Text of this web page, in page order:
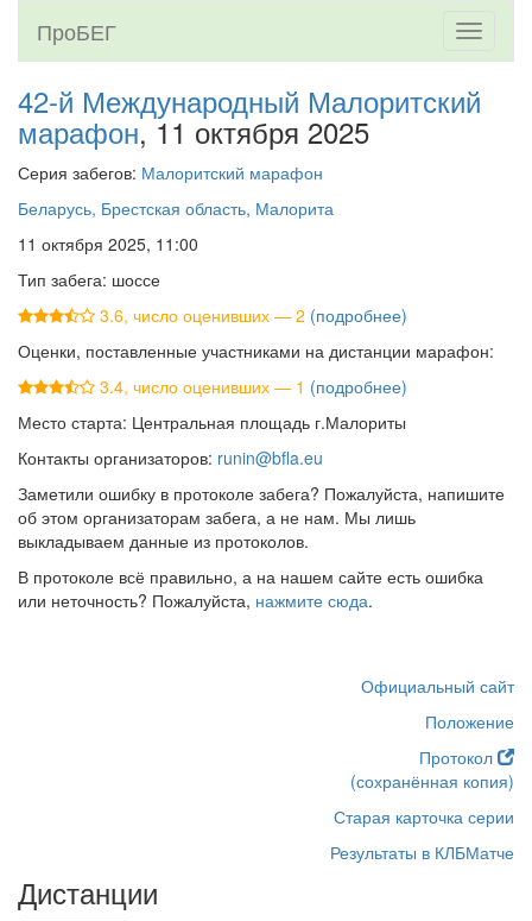
Toggle
ПроБЕГ
42-й Международный Малоритский
марафон, 11 октября 2025
Серия забегов: Малоритский марафон
Беларусь, Брестская область, Малорита
11 октября 2025, 11:00
Тип забега: шоссе
3.6, число оценивших — 2 (подробнее)
Оценки, поставленные участниками на дистанции марафон:
3.4, число оценивших — 1 (подробнее)
Место старта: Центральная площадь г.Малориты
Контакты организаторов: runin@bfla.eu
Заметили ошибку в протоколе забега? Пожалуйста, напишите
об этом организаторам забега, а не нам. Мы лишь
выкладываем данные из протоколов.
В протоколе всё правильно, а на нашем сайте есть ошибка
или неточность? Пожалуйста, нажмите сюда.
Официальный сайт
Положение
Протокол
(сохранённая копия)
Старая карточка серии
Результаты в КЛБМатче
Дистанции